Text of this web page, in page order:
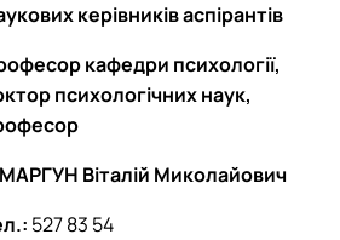
керівників аспірантів
кафедри психології,
психологічних наук,
Віталій Миколайович
527 83 54